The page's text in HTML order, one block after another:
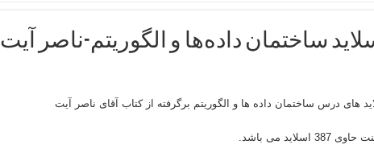
ساختمان داده‌ها و الگوريتم-ناصر آیت
های درس ساختمان داده ها و الگوريتم برگرفته از کتاب آقای ناصر آیت
اسلاید می باشد.